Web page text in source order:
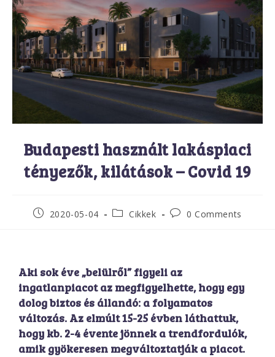
Budapesti használt lakáspiaci
tényezők, kilátások – Covid 19
2020-05-04 Cikkek 0 Comments
Aki sok éve „belülről” figyeli az
ingatlanpiacot az megfigyelhette, hogy egy
dolog biztos és állandó: a folyamatos
változás. Az elmúlt 15-25 évben láthattuk,
hogy kb. 2-4 évente jönnek a trendfordulók,
amik gyökeresen megváltoztatják a piacot.